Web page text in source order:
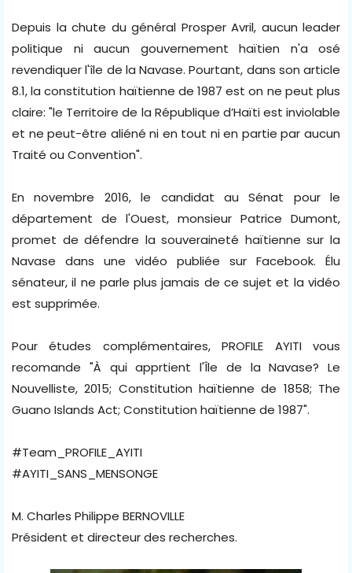
Depuis la chute du général Prosper Avril, aucun leader
politique ni aucun gouvernement haïtien n'a osé
revendiquer l'île de la Navase. Pourtant, dans son article
8.1, la constitution haïtienne de 1987 est on ne peut plus
claire: "le Territoire de la République d’Haïti est inviolable
et ne peut-être aliéné ni en tout ni en partie par aucun
Traité ou Convention".
En novembre 2016, le candidat au Sénat pour le
département de l'Ouest, monsieur Patrice Dumont,
promet de défendre la souveraineté haïtienne sur la
Navase dans une vidéo publiée sur Facebook. Élu
sénateur, il ne parle plus jamais de ce sujet et la vidéo
est supprimée.
Pour études complémentaires, PROFILE AYITI vous
recomande "À qui apprtient l'Île de la Navase? Le
Nouvelliste, 2015; Constitution haïtienne de 1858; The
Guano Islands Act; Constitution haïtienne de 1987".
#Team_PROFILE_AYITI
#AYITI_SANS_MENSONGE
M. Charles Philippe BERNOVILLE
Président et directeur des recherches.